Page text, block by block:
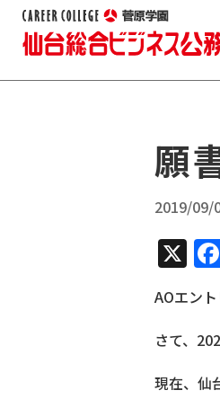
願
2019/09/
X
AOエン
さて、
現在、仙